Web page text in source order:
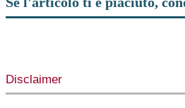
Disclaimer